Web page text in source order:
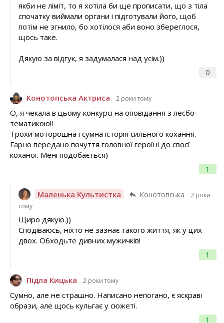
0
якби не ліміт, то я хотіла би ще прописати, що з тіла
спочатку виймали органи і підготували його, щоб
потім не згнило, бо хотілося аби воно збереглося,
щось таке.
Дякую за відгук, я задумалася над усім.))
Конотопська Актриса 2 роки тому
1
О, я чекала в цьому конкурсі на оповідання з лесбо-
тематикою!!
Трохи моторошна і сумна історія сильного кохання.
Гарно передано почуття головної героїні до своєї
коханої. Мені подобається)
Маленька Культистка Конотопська
2 роки
тому
1
Щиро дякую.))
Сподіваюсь, ніхто не зазнає такого життя, як у цих
двох. Обходьте дивних мужичків!
Підла Кицька 2 роки тому
1
Сумно, але не страшно. Написано непогано, є яскраві
образи, але щось кульгає у сюжеті.